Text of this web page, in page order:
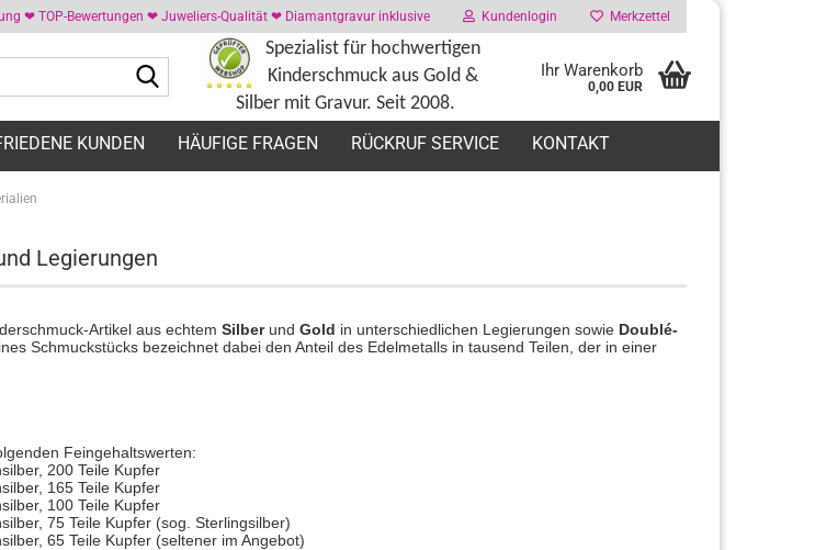
❤ TOP-Bewertungen ❤ Juweliers-Qualität ❤ Diamantgravur inklusive Kundenlogin Merkzettel
Suche...
Spezialist für hochwertigen
Kinderschmuck aus Gold &
Silber mit Gravur. Seit 2008.
Ihr Warenkorb
0,00 EUR
KUNDEN HÄUFIGE FRAGEN RÜCKRUF SERVICE KONTAKT
Legierungen
Artikel aus echtem Silber und Gold in unterschiedlichen Legierungen sowie Doublé-
Schmuckstücks bezeichnet dabei den Anteil des Edelmetalls in tausend Teilen, der in einer
Feingehaltswerten:
200 Teile Kupfer
165 Teile Kupfer
100 Teile Kupfer
75 Teile Kupfer (sog. Sterlingsilber)
65 Teile Kupfer (seltener im Angebot)